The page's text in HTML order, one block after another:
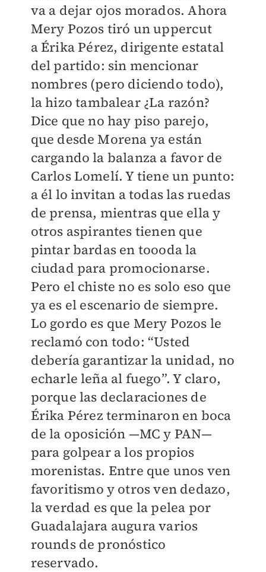
va a dejar ojos morados. Ahora
Mery Pozos tiró un uppercut
a Érika Pérez, dirigente estatal
del partido: sin mencionar
nombres (pero diciendo todo),
la hizo tambalear ¿La razón?
Dice que no hay piso parejo,
que desde Morena ya están
cargando la balanza a favor de
Carlos Lomelí. Y tiene un punto:
a él lo invitan a todas las ruedas
de prensa, mientras que ella y
otros aspirantes tienen que
pintar bardas en toooda la
ciudad para promocionarse.
Pero el chiste no es solo eso que
ya es el escenario de siempre.
Lo gordo es que Mery Pozos le
reclamó con todo: “Usted
debería garantizar la unidad, no
echarle leña al fuego”. Y claro,
porque las declaraciones de
Érika Pérez terminaron en boca
de la oposición —MC y PAN—
para golpear a los propios
morenistas. Entre que unos ven
favoritismo y otros ven dedazo,
la verdad es que la pelea por
Guadalajara augura varios
rounds de pronóstico
reservado.